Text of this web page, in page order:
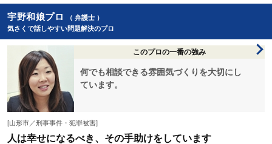
宇野和娘プロ
（ 弁護士 ）
気さくで話しやすい問題解決のプロ
このプロの一番の強み
何でも相談できる雰囲気づくりを大切にし
ています。
[山形市／刑事事件・犯罪被害]
人は幸せになるべき、その手助けをしています